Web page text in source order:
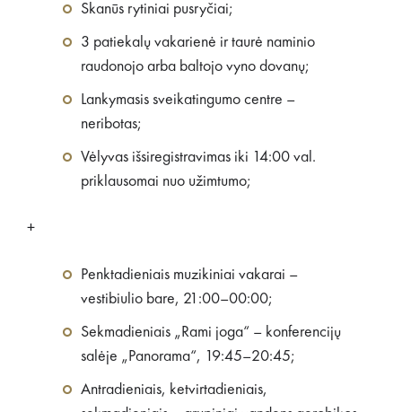
Skanūs rytiniai pusryčiai;
3 patiekalų vakarienė ir taurė naminio
raudonojo arba baltojo vyno dovanų;
Lankymasis sveikatingumo centre –
neribotas;
Vėlyvas išsiregistravimas iki 14:00 val.
priklausomai nuo užimtumo;
+
Penktadieniais muzikiniai vakarai –
vestibiulio bare, 21:00–00:00;
Sekmadieniais „Rami joga“ – konferencijų
salėje „Panorama“, 19:45–20:45;
Antradieniais, ketvirtadieniais,